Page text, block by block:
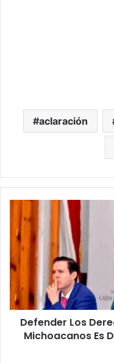
aclaración
Defender
Derechos
Laborales
De
Las
Y
Los
Michoacanos
Defender
Defender Los
Michoacanos Es